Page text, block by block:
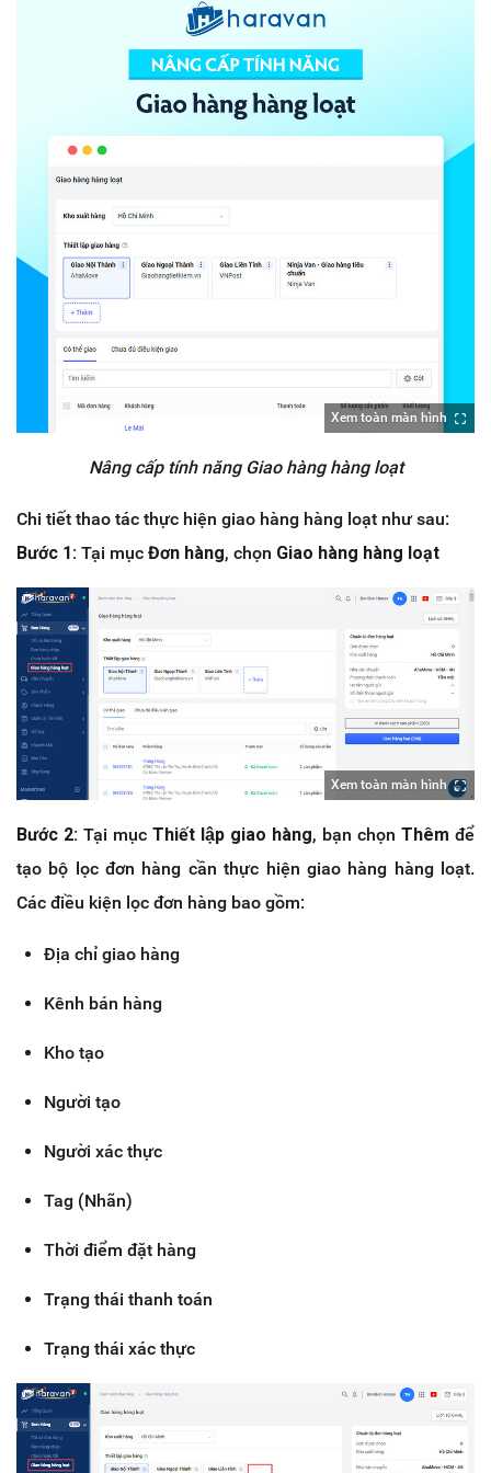
Xem toàn màn hình
Nâng cấp tính năng Giao hàng hàng loạt
Chi tiết thao tác thực hiện giao hàng hàng loạt như sau:
Bước 1: Tại mục Đơn hàng, chọn Giao hàng hàng loạt
Xem toàn màn hình
Bước 2: Tại mục Thiết lập giao hàng, bạn chọn Thêm để
tạo bộ lọc đơn hàng cần thực hiện giao hàng hàng loạt.
Các điều kiện lọc đơn hàng bao gồm:
Địa chỉ giao hàng
Kênh bán hàng
Kho tạo
Người tạo
Người xác thực
Tag (Nhãn)
Thời điểm đặt hàng
Trạng thái thanh toán
Trạng thái xác thực